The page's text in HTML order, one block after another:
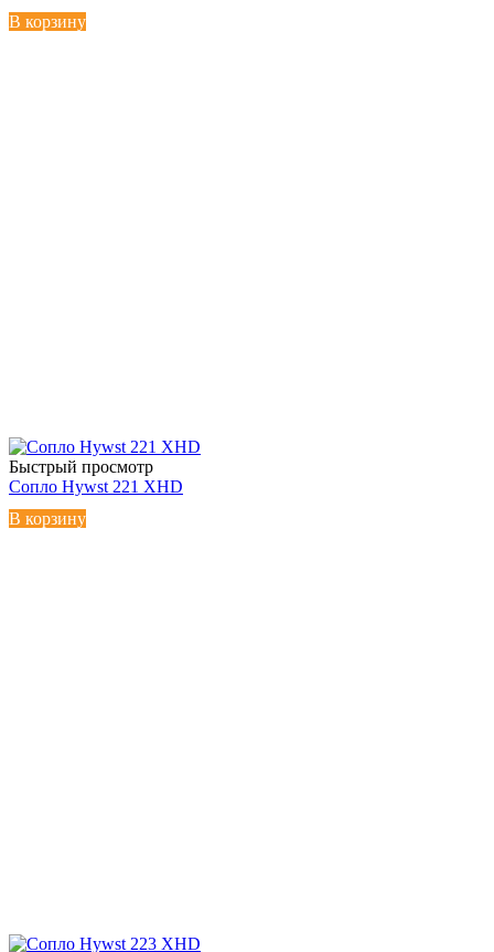
В корзину
Быстрый просмотр
Сопло Hywst 221 XHD
В корзину